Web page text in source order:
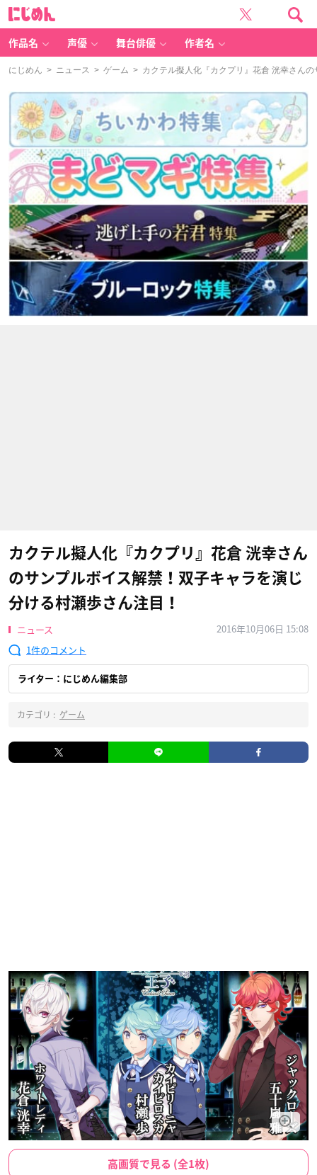
作品名 声優 舞台俳優 作者名
にじめん > ニュース > ゲーム > カクテル擬人化『カクプリ』花倉 洸幸さん
カクテル擬人化『カクプリ』花倉 洸幸さん
のサンプルボイス解禁！双子キャラを演じ
分ける村瀬歩さん注目！
ニュース
2016年10月06日 15:08
1
ライター：にじめん編集部
カテゴリ : ゲーム
高画質で見る (全1枚)